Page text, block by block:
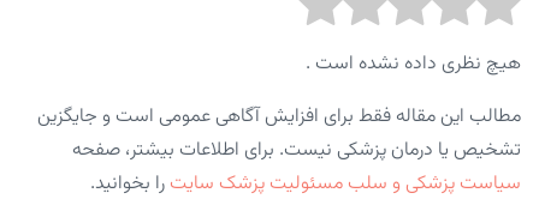
هیچ نظری داده نشده است .
مطالب این مقاله فقط برای افزایش آگاهی عمومی است و جایگزین
تشخیص یا درمان پزشکی نیست. برای اطلاعات بیشتر، صفحه
سیاست پزشکی و سلب مسئولیت پزشک سایت را بخوانید.